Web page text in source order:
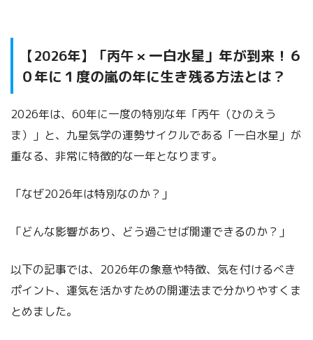
【2026年】「丙午 × 一白水星」年が到来！６
０年に１度の嵐の年に生き残る方法とは？
2026年は、60年に一度の特別な年「丙午（ひのえう
ま）」と、九星気学の運勢サイクルである「一白水星」が
重なる、非常に特徴的な一年となります。
「なぜ2026年は特別なのか？」
「どんな影響があり、どう過ごせば開運できるのか？」
以下の記事では、2026年の象意や特徴、気を付けるべき
ポイント、運気を活かすための開運法まで分かりやすくま
とめました。